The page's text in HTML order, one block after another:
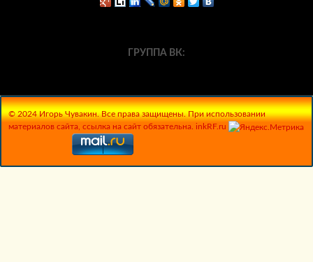
ГРУППА ВК:
© 2024 Игорь Чувакин. Все права защищены. При использовании
материалов сайта, ссылка на сайт обязательна. inkRF.ru